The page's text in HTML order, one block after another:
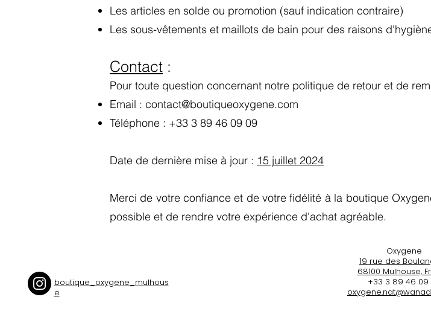
Les articles en solde ou promotion (sauf indication contraire)
Les sous-vêtements et maillots de bain pour des raisons
Contact :
Pour toute question concernant notre politique de retour et de
Email : contact@boutiqueoxygene.com
Téléphone : +33 3 89 46 09 09
Date de dernière mise à jour : 15 juillet 2024
Merci de votre confiance et de votre fidélité à la boutique
possible et de rendre votre expérience d'achat agréable.
boutique_oxygene_mulhous
e
Oxygene
19 rue des
68100 Mulhouse,
+33 3 89 46 09